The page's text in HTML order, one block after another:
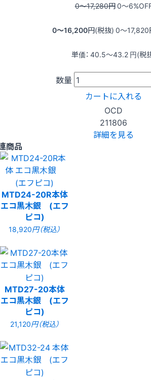
0〜17,280円0〜6
0〜16,200円(税抜) 0〜17,820
単価： 40.5〜43.2 円(税
数量
カートに入れる
OCD
211806
詳細を見る
商品
MTD24-20R本体
エコ黒木銀 (エフ
ピコ)
18,920円（税込）
MTD27-20本体
エコ黒木銀 (エフ
ピコ)
21,120円（税込）